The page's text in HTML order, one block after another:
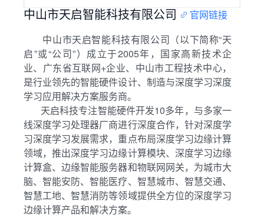
中山市天启智能科技有限公司
官网链接
中山市天启智能科技有限公司（以下简称“天
启”或“公司”）成立于2005年，国家高新技术企
业、广东省互联网+企业、中山市工程技术中心，
是行业领先的智能硬件设计、制造与深度学习深度
学习应用解决方案服务商。
天启科技专注智能硬件开发10多年，与多家一
线深度学习处理器厂商进行深度合作，针对深度学
习深度学习发展需求，重点布局深度学习边缘计算
领域，推出深度学习边缘计算模块、深度学习边缘
计算盒、边缘智能服务器和物联网网关，为城市大
脑、智能安防、智能医疗、智慧城市、智慧交通、
智慧工地、智慧消防等领域提供全方位的深度学习
边缘计算产品和解决方案。